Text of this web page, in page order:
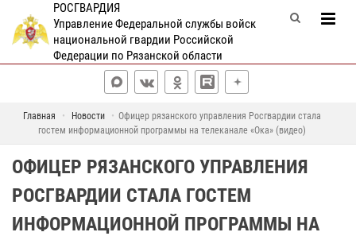
РОСГВАРДИЯ
Управление Федеральной службы войск
национальной гвардии Российской
Федерации по Рязанской области
Главная Новости
Офицер рязанского управления Росгвардии стала
гостем информационной программы на телеканале «Ока» (видео)
ОФИЦЕР РЯЗАНСКОГО УПРАВЛЕНИЯ
РОСГВАРДИИ СТАЛА ГОСТЕМ
ИНФОРМАЦИОННОЙ ПРОГРАММЫ НА